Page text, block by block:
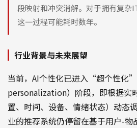
段映射和冲突消解。对于拥有复杂
这一过程可能耗时数年。
行业背景与未来展望
当前，AI个性化已进入“超个性化
personalization）阶段，即根据实
置、时间、设备、情绪状态）动态
业的推荐系统仍停留在基于用户-物